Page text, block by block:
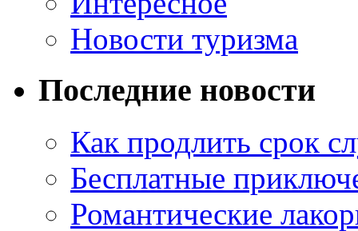
Новости туризма
Последние новости
Как продлить срок
Бесплатные
Романтические